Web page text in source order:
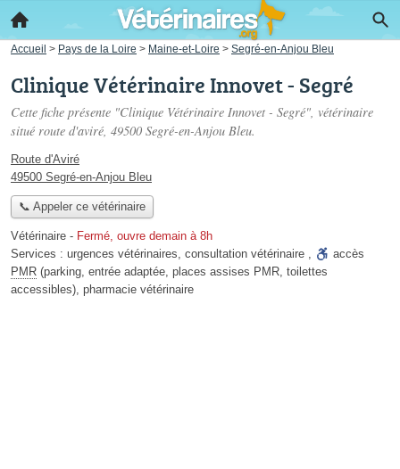
Accueil > Pays de la Loire > Maine-et-Loire > Segré-en-Anjou Bleu
Clinique Vétérinaire Innovet - Segré
Cette fiche présente "Clinique Vétérinaire Innovet - Segré", vétérinaire
situé route d'aviré, 49500 Segré-en-Anjou Bleu.
Route d'Aviré
49500 Segré-en-Anjou Bleu
📞 Appeler ce vétérinaire
Vétérinaire - Fermé, ouvre demain à 8h
Services : urgences vétérinaires, consultation vétérinaire ,
accès
PMR (parking, entrée adaptée, places assises PMR, toilettes
accessibles), pharmacie vétérinaire